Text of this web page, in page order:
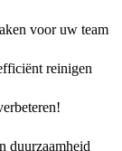
voor uw team
reinigen
duurzaamheid